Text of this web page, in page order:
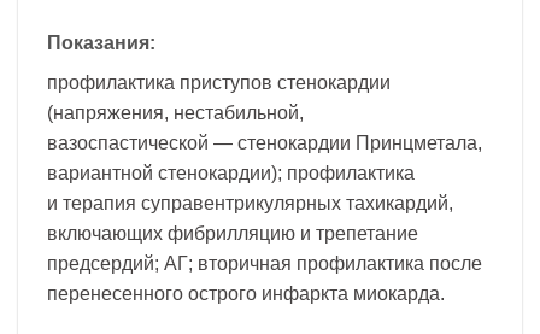
Показания:
профилактика приступов стенокардии
(напряжения, нестабильной,
вазоспастической — стенокардии Принцметала,
вариантной стенокардии); профилактика
и терапия суправентрикулярных тахикардий,
включающих фибрилляцию и трепетание
предсердий; АГ; вторичная профилактика после
перенесенного острого инфаркта миокарда.